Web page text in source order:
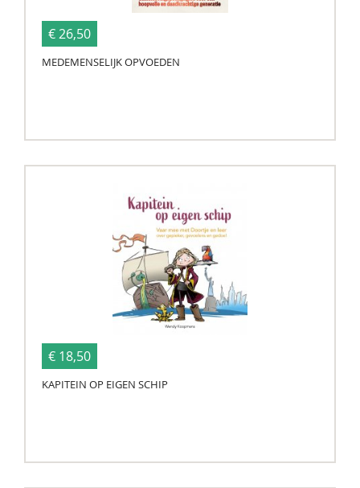
€ 26,50
MEDEMENSELIJK OPVOEDEN
€ 18,50
KAPITEIN OP EIGEN SCHIP